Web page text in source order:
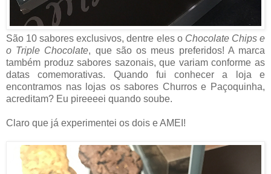
São 10 sabores exclusivos, dentre eles o Chocolate Chips e
o Triple Chocolate, que são os meus preferidos! A marca
também produz sabores sazonais, que variam conforme as
datas comemorativas. Quando fui conhecer a loja e
encontramos nas lojas os sabores Churros e Paçoquinha,
acreditam? Eu pireeeei quando soube.
Claro que já experimentei os dois e AMEI!